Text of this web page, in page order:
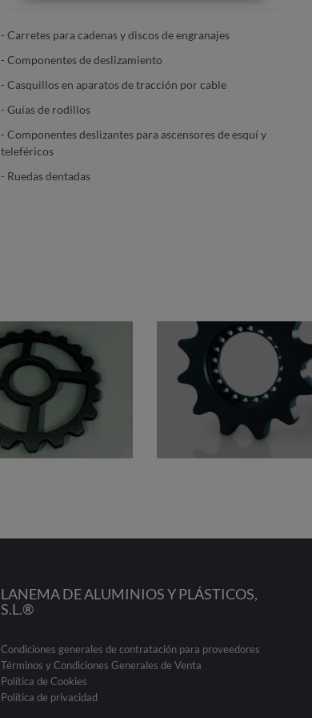
- Carretes para cadenas y discos de engranajes
- Componentes de deslizamiento
- Casquillos en aparatos de tracción por cable
- Guías de rodillos
- Componentes deslizantes para ascensores de esquí y
teleféricos
- Ruedas dentadas
LANEMA DE ALUMINIOS Y PLÁSTICOS,
S.L.®
Condiciones generales de contratación para proveedores
Términos y Condiciones Generales de Venta
Política de Cookies
Política de privacidad